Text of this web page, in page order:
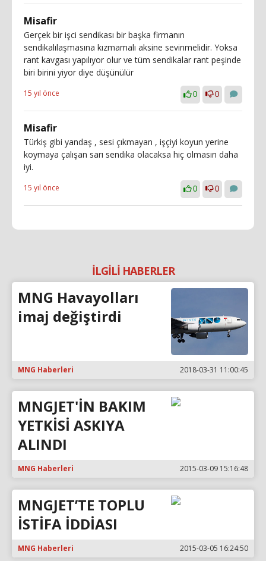
Misafir
Gerçek bir işci sendikası bir başka firmanın
sendikalılaşmasına kızmamalı aksine sevinmelidir. Yoksa
rant kavgası yapılıyor olur ve tüm sendikalar rant peşinde
biri birini yiyor diye düşünülür
15 yıl önce 0 0
Misafir
Türkiş gibi yandaş , sesi çıkmayan , işçiyi koyun yerine
koymaya çalışan sarı sendika olacaksa hiç olmasın daha
iyi.
15 yıl önce 0 0
İLGİLİ HABERLER
MNG Havayolları
imaj değiştirdi
MNG Haberleri 2018-03-31 11:00:45
MNGJET'İN BAKIM
YETKİSİ ASKIYA
ALINDI
MNG Haberleri 2015-03-09 15:16:48
MNGJET’TE TOPLU
İSTİFA İDDİASI
MNG Haberleri 2015-03-05 16:24:50